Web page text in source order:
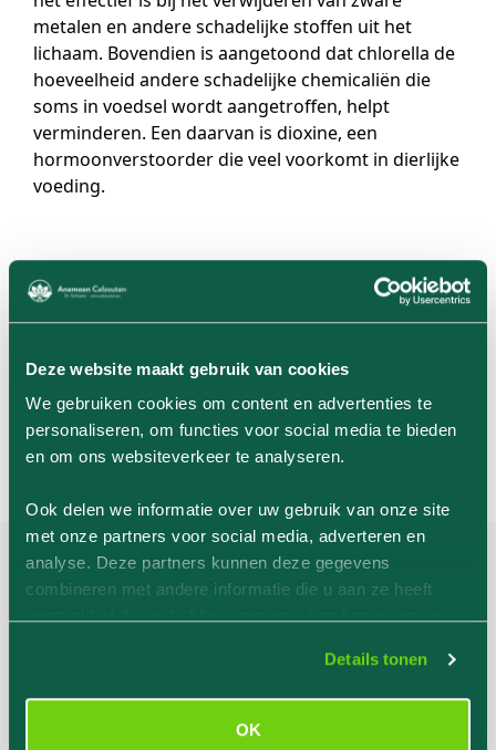
Deze website maakt gebruik van cookies
We gebruiken cookies om content en advertenties te
personaliseren, om functies voor social media te bieden
en om ons websiteverkeer te analyseren.
Ook delen we informatie over uw gebruik van onze site
met onze partners voor social media, adverteren en
analyse. Deze partners kunnen deze gegevens
combineren met andere informatie die u aan ze heeft
Details tonen
OK
metalen en andere schadelijke stoffen uit het
lichaam. Bovendien is aangetoond dat chlorella de
hoeveelheid andere schadelijke chemicaliën die
soms in voedsel wordt aangetroffen, helpt
verminderen. Een daarvan is dioxine, een
hormoonverstoorder die veel voorkomt in dierlijke
voeding. ​
NL+BE